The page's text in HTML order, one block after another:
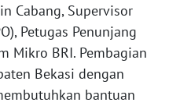
Cabang, Supervisor
Petugas Penunjang
Mikro BRI. Pembagian
Bekasi dengan
bantuan